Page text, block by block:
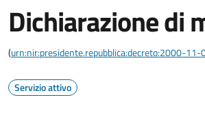
Dichiarazione di
(urn:nir:presidente.repubblica:decreto:2000-
Servizio attivo